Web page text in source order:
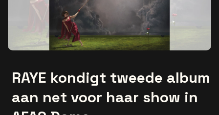
RAYE kondigt tweede album
aan net voor haar show in